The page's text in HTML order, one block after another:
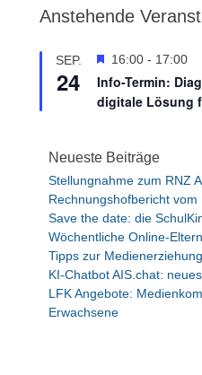
Anstehende
SEP.
24
H
e
v
g
e
h
e
n
16:00 - 17:00
Info-Termin:
digitale Lösung
Neueste Beiträge
Stellungnahme zum RNZ
Rechnungshofbericht vom
Save the date: die
Wöchentliche Online-
Tipps zur
KI-Chatbot AIS.chat:
LFK Angebote:
Erwachsene